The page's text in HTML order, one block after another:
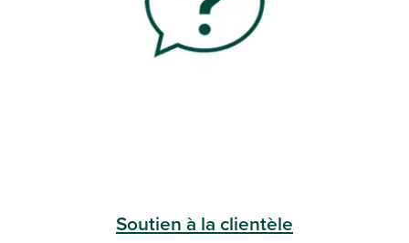
Soutien à la clientèle